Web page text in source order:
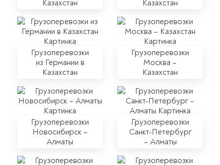
Казахстан Казахстан
Грузоперевозки
из Германии в
Казахстан
Грузоперевозки
Москва –
Казахстан
Грузоперевозки
Новосибирск –
Алматы
Грузоперевозки
Санкт-Петербург
– Алматы